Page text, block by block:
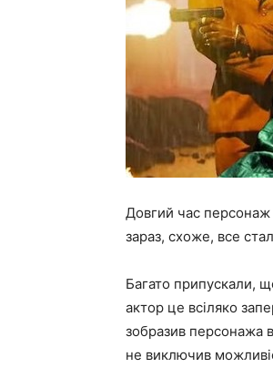
Довгий час персонаж
зараз, схоже, все
Багато припускали,
актор це всіляко
зобразив персонажа
не виключив